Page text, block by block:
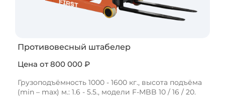
Противовесный штабелер
Цена от 800 000 ₽
Грузоподъёмность 1000 - 1600 кг., высота подъёма
(min – max) м.: 1.6 - 5.5., модели F-MBB 10 / 16 / 20.
Без платформы оператора
Цена от 300 000 ₽
Грузоподъёмность 1200 - 1500 кг., высота подъёма
С платформой оператора
Цена от 800 000 ₽
Грузоподъёмность 2000 кг., Высота подъёма (min –
max), м: 1.6 - 5.5, модель F-XE20.